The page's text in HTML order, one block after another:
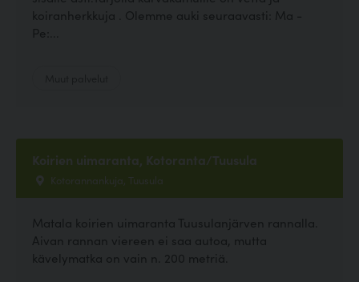
koiranherkkuja . Olemme auki seuraavasti: Ma -
Pe:...
Koirien uimaranta, Kotoranta/Tuusula
Kotorannankuja, Tuusula
Matala koirien uimaranta Tuusulanjärven rannalla.
Aivan rannan viereen ei saa autoa, mutta
kävelymatka on vain n. 200 metriä.